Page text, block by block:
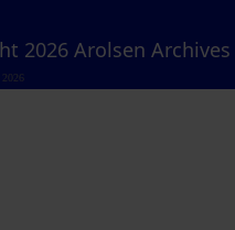
2026 Arolsen Archives